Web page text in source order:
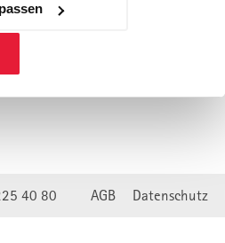
gestellt.
40 80 AGB Datenschutz